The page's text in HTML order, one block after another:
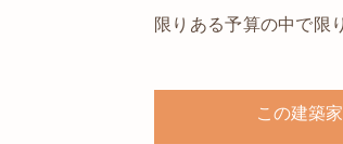
限りある予算の中で限
この建築